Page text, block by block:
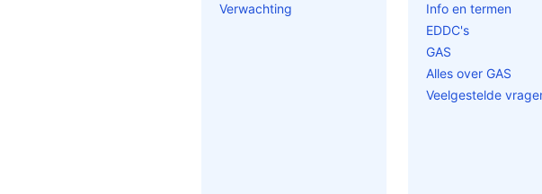
Verwachting
Info en termen
EDDC's
GAS
Alles over GAS
Veelgestelde